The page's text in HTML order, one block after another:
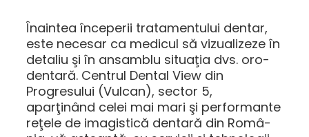
Înaintea începerii tratamentului dentar,
este necesar ca medicul să vizualizeze în
detaliu şi în ansamblu situaţia dvs. oro-
dentară. Centrul Dental View din
Progresului (Vulcan), sector 5,
aparţinând celei mai mari şi performante
reţele de imagistică dentară din Româ-